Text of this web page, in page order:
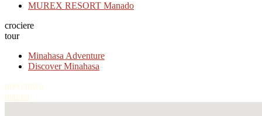
MUREX RESORT Manado
crociere
tour
Minahasa Adventure
Discover Minahasa
preventivo
mappa